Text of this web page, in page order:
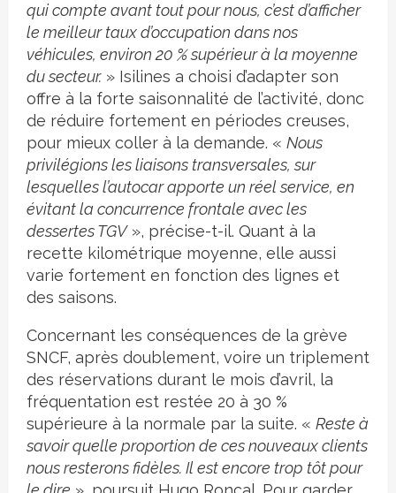
qui compte avant tout pour nous, c’est d’afficher
le meilleur taux d’occupation dans nos
véhicules, environ 20 % supérieur à la moyenne
du secteur. » Isilines a choisi d’adapter son
offre à la forte saisonnalité de l’activité, donc
de réduire fortement en périodes creuses,
pour mieux coller à la demande. « Nous
privilégions les liaisons transversales, sur
lesquelles l’autocar apporte un réel service, en
évitant la concurrence frontale avec les
dessertes TGV», précise-t-il. Quant à la
recette kilométrique moyenne, elle aussi
varie fortement en fonction des lignes et
des saisons.
Concernant les conséquences de la grève
SNCF, après doublement, voire un triplement
des réservations durant le mois d’avril, la
fréquentation est restée 20 à 30 %
supérieure à la normale par la suite. « Reste à
savoir quelle proportion de ces nouveaux clients
nous resterons fidèles. Il est encore trop tôt pour